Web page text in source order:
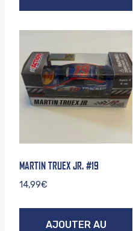
MARTIN TRUEX JR. #19
14,99€
AJOUTER AU